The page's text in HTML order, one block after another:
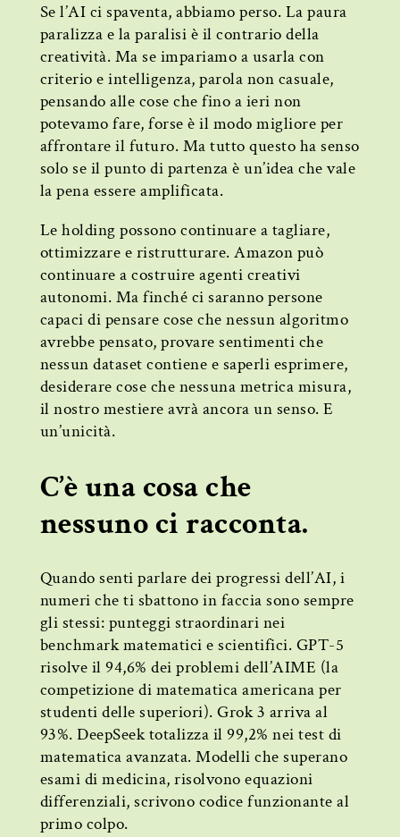
Se l’AI ci spaventa, abbiamo perso. La paura
paralizza e la paralisi è il contrario della
creatività. Ma se impariamo a usarla con
criterio e intelligenza, parola non casuale,
pensando alle cose che fino a ieri non
potevamo fare, forse è il modo migliore per
affrontare il futuro. Ma tutto questo ha senso
solo se il punto di partenza è un’idea che vale
la pena essere amplificata.
Le holding possono continuare a tagliare,
ottimizzare e ristrutturare. Amazon può
continuare a costruire agenti creativi
autonomi. Ma finché ci saranno persone
capaci di pensare cose che nessun algoritmo
avrebbe pensato, provare sentimenti che
nessun dataset contiene e saperli esprimere,
desiderare cose che nessuna metrica misura,
il nostro mestiere avrà ancora un senso. E
un’unicità.
C’è una cosa che
nessuno ci racconta.
Quando senti parlare dei progressi dell’AI, i
numeri che ti sbattono in faccia sono sempre
gli stessi: punteggi straordinari nei
benchmark matematici e scientifici. GPT-5
risolve il 94,6% dei problemi dell’AIME (la
competizione di matematica americana per
studenti delle superiori). Grok 3 arriva al
93%. DeepSeek totalizza il 99,2% nei test di
matematica avanzata. Modelli che superano
esami di medicina, risolvono equazioni
differenziali, scrivono codice funzionante al
primo colpo.